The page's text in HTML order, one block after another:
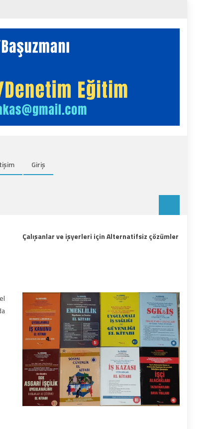
Giriş
Çalışanlar ve işyerleri için Alternatifsiz çözümler